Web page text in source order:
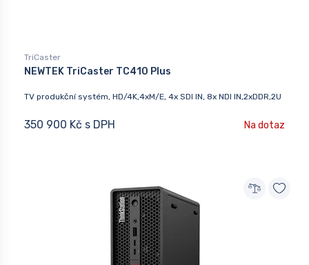
TriCaster
NEWTEK TriCaster TC410 Plus
TV produkční systém, HD/4K,4xM/E, 4x SDI IN, 8x NDI IN,2xDDR,2U
350 900 Kč s DPH Na dotaz